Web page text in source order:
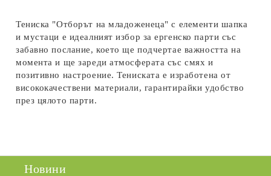
Тениска "Отборът на младоженеца" с елементи шапка
и мустаци е идеалният избор за ергенско парти със
забавно послание, което ще подчертае важността на
момента и ще зареди атмосферата със смях и
позитивно настроение. Тениската е изработена от
висококачествени материали, гарантирайки удобство
през цялото парти.
Новини